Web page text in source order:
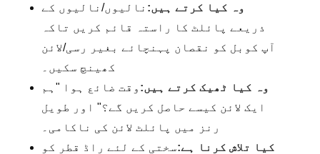
وہ کیا کرتے ہیں: نالیوں/نالیوں کے
ذریعے پائلٹ کا راستہ قائم کریں تاکہ
آپ کوبل کو نقصان پہنچائے بغیر رسی/لائن
کھینچ سکیں۔
وہ کیا ٹھیک کرتے ہیں: وقت ضائع ہوا "ہم
ایک لائن کیسے حاصل کریں گے؟" اور طویل
رنز میں پائلٹ لائن کی ناکامی۔
کیا تلاش کرنا ہے:سختی کے لئے راڈ قطر کو